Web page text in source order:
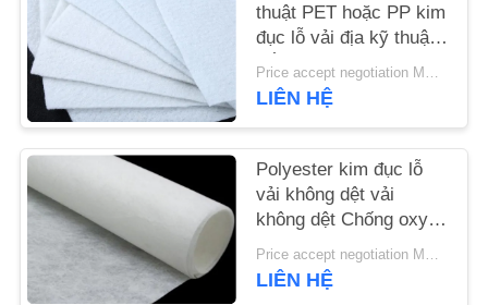
TIN
TỨC
YÊU
CẦU
BÁO
GIÁ
thuật PET hoặc PP kim
đục lỗ vải địa kỹ thuật
trắng chống lão hóa
Price accept negotiation MOQ:1sqm
LIÊN HỆ
Polyester kim đục lỗ
vải không dệt vải
không dệt Chống oxy
hóa
Price accept negotiation MOQ:100m2
LIÊN HỆ